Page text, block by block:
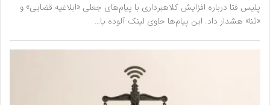
پلیس فتا درباره افزایش کلاهبرداری با پیام‌های جعلی «ابلاغیه قضایی» و
«ثنا» هشدار داد. این پیام‌ها حاوی لینک آلوده یا…